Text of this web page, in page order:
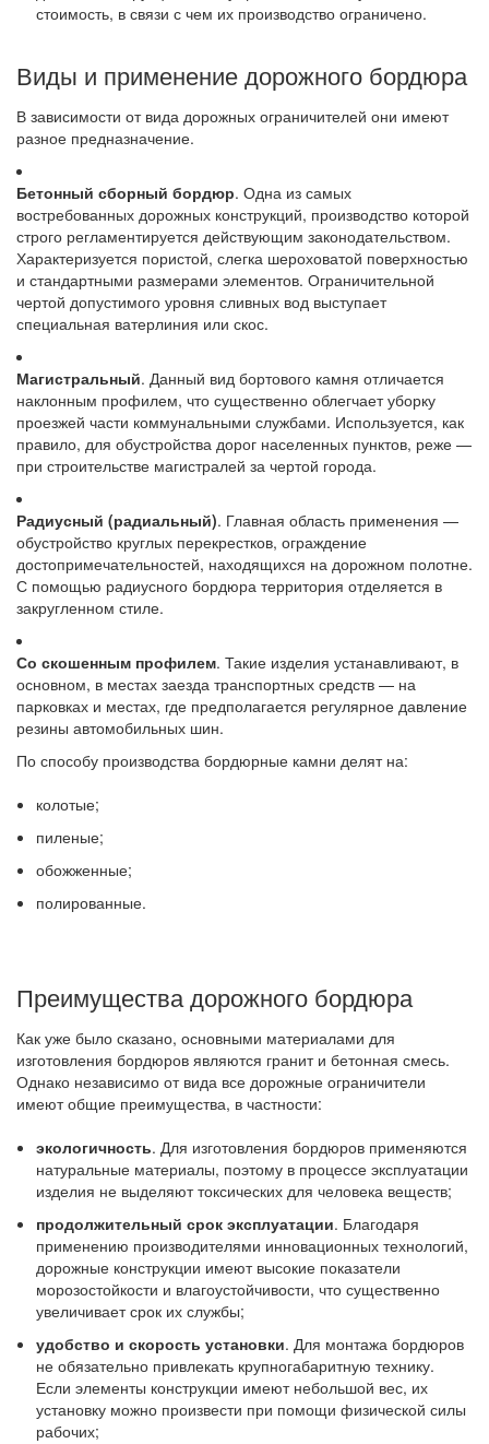
стоимость, в связи с чем их производство ограничено.
Виды и применение дорожного бордюра
В зависимости от вида дорожных ограничителей они имеют
разное предназначение.
Бетонный сборный бордюр. Одна из самых
востребованных дорожных конструкций, производство которой
строго регламентируется действующим законодательством.
Характеризуется пористой, слегка шероховатой поверхностью
и стандартными размерами элементов. Ограничительной
чертой допустимого уровня сливных вод выступает
специальная ватерлиния или скос.
Магистральный. Данный вид бортового камня отличается
наклонным профилем, что существенно облегчает уборку
проезжей части коммунальными службами. Используется, как
правило, для обустройства дорог населенных пунктов, реже —
при строительстве магистралей за чертой города.
Радиусный (радиальный). Главная область применения —
обустройство круглых перекрестков, ограждение
достопримечательностей, находящихся на дорожном полотне.
С помощью радиусного бордюра территория отделяется в
закругленном стиле.
Со скошенным профилем. Такие изделия устанавливают, в
основном, в местах заезда транспортных средств — на
парковках и местах, где предполагается регулярное давление
резины автомобильных шин.
По способу производства бордюрные камни делят на:
колотые;
пиленые;
обожженные;
полированные.
Преимущества дорожного бордюра
Как уже было сказано, основными материалами для
изготовления бордюров являются гранит и бетонная смесь.
Однако независимо от вида все дорожные ограничители
имеют общие преимущества, в частности:
экологичность. Для изготовления бордюров применяются
натуральные материалы, поэтому в процессе эксплуатации
изделия не выделяют токсических для человека веществ;
продолжительный срок эксплуатации. Благодаря
применению производителями инновационных технологий,
дорожные конструкции имеют высокие показатели
морозостойкости и влагоустойчивости, что существенно
увеличивает срок их службы;
удобство и скорость установки. Для монтажа бордюров
не обязательно привлекать крупногабаритную технику.
Если элементы конструкции имеют небольшой вес, их
установку можно произвести при помощи физической силы
рабочих;